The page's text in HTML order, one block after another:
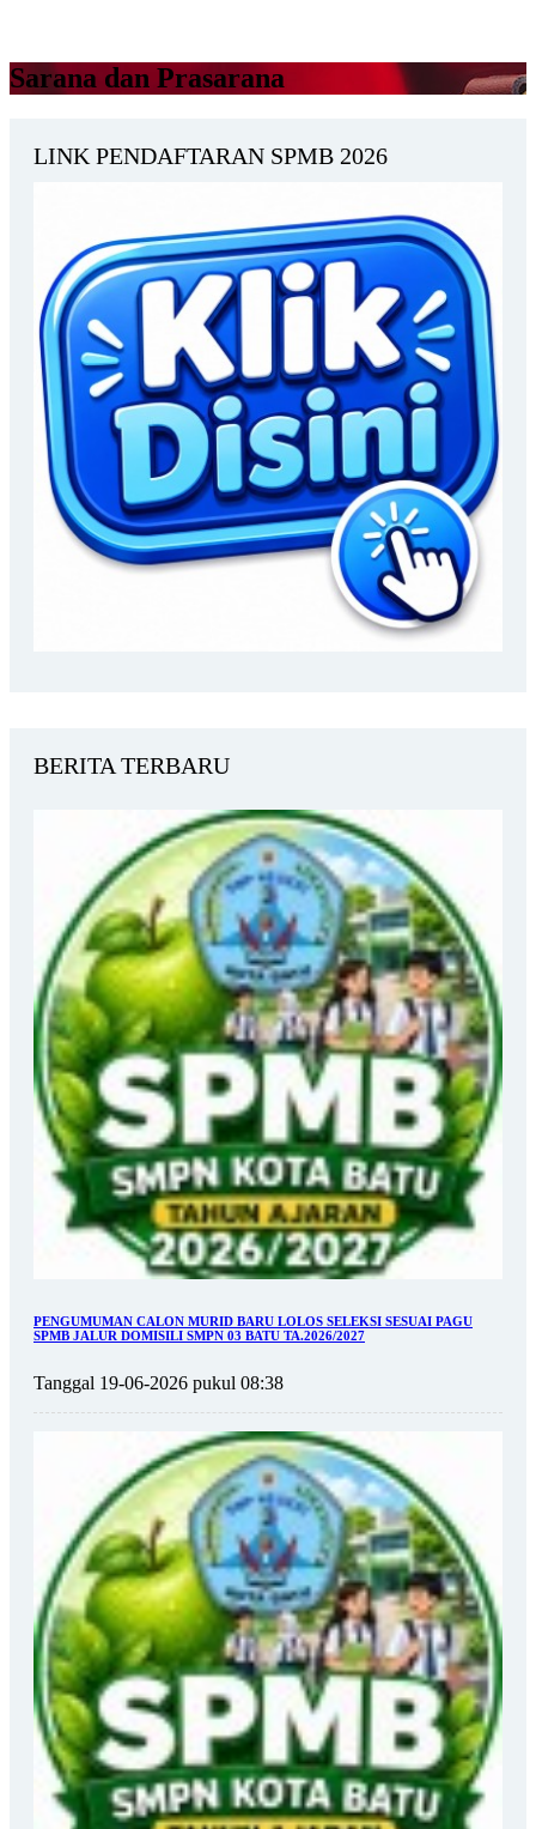
Sarana dan Prasarana
LINK PENDAFTARAN SPMB 2026
BERITA TERBARU
PENGUMUMAN CALON MURID BARU LOLOS SELEKSI SESUAI PAGU
SPMB JALUR DOMISILI SMPN 03 BATU TA.2026/2027
Tanggal 19-06-2026 pukul 08:38